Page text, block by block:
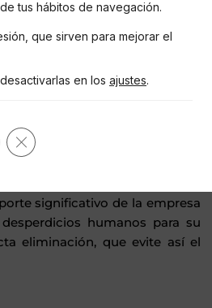
significativo de la empresa
humanos para su
eliminación, que evite así el
tus hábitos de navegación.
que sirven para mejorar el
en los ajustes.
Cerrar el banner de cookies RGPD